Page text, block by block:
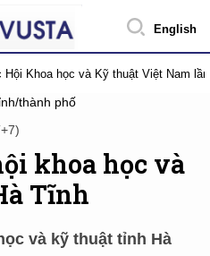
English
Hội Khoa học và Kỹ thuật Việt Nam
thành phố
khoa học và
Tĩnh
và kỹ thuật tỉnh Hà